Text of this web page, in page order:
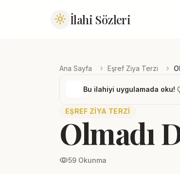
light_mode İlahi Sözleri
Ana Sayfa chevron_right Eşref Ziya Terzi chevron_right
Bu ilahiyi uygulamada oku!
EŞREF ZIYA TERZI
Olmadı
visibility59 Okunma